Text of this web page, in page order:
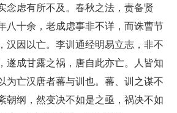
念虑有所不及。春秋之法，责备贤
八十余，老成虑事非不详，而诛曹节
汉因以亡。李训通经明易立志，非不
遂成甘露之祸，唐自此亦亡。人皆知
为亡汉唐者蕃与训也。蕃、训之谋不
朝纲，然变决不如是之亟，祸决不如